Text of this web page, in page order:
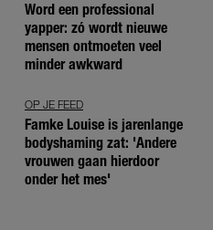
Word een professional
yapper: zó wordt nieuwe
mensen ontmoeten veel
minder awkward
OP JE FEED
Famke Louise is jarenlange
bodyshaming zat: 'Andere
vrouwen gaan hierdoor
onder het mes'